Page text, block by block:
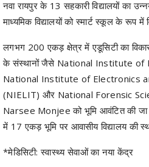
लगभग 200 एकड़ क्षेत्र में एडूसिटी का विकास
के संस्थानों जैसे National Institute of
National Institute of Electronics
(NIELIT) और National Forensic
Narsee Monjee को भूमि आवंटित की
में 17 एकड़ भूमि पर आवासीय विद्यालय की
*मेडिसिटी: स्वास्थ्य सेवाओं का नया केंद्र
मेडिसिटी विकसित की जा रही है। यहाँ सुपर